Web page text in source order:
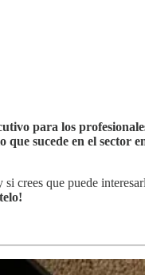
para los
que sucede en el sector
si crees que puede